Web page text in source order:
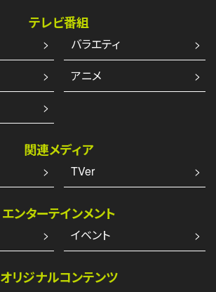
テレビ番組
バラエティ
アニメ
関連メディア
TVer
エンターテインメント
イベント
オリジナルコンテンツ